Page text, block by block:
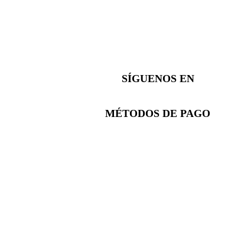
SÍGUENOS EN
Facebook
Instagram
Whatsapp
MÉTODOS DE PAGO